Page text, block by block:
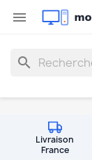

search
Livraison
France